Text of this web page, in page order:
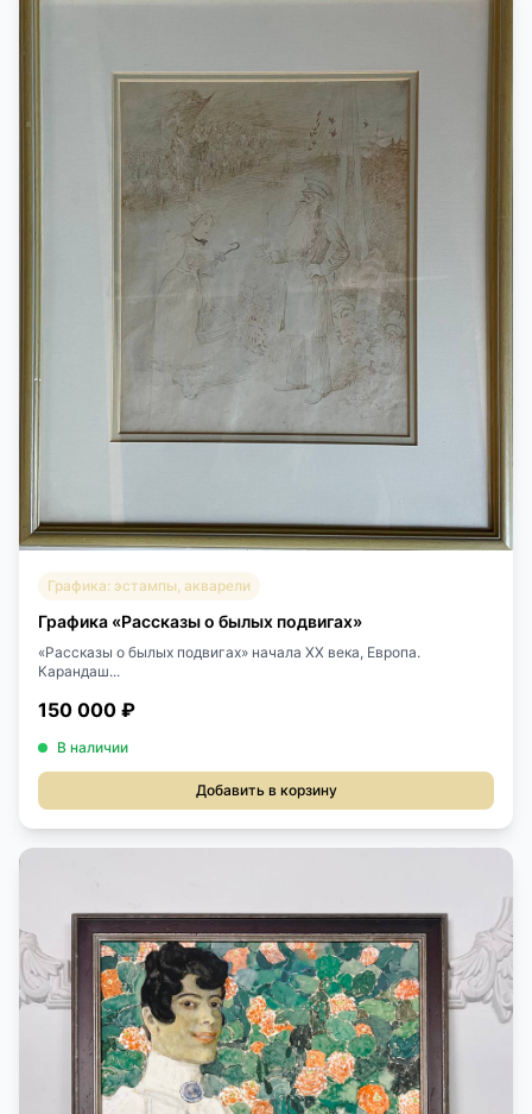
Графика: эстампы, акварели
Графика «Рассказы о былых подвигах»
«Рассказы о былых подвигах» начала XX века, Европа.
Карандаш...
150 000 ₽
В наличии
Добавить в корзину